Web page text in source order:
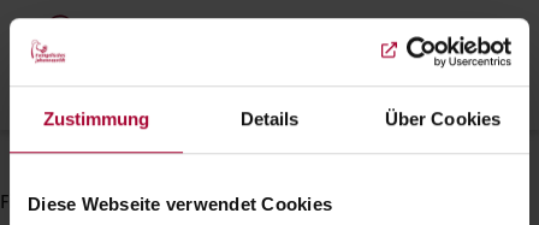
Zustimmung Details Über Cookies
Diese Webseite verwendet Cookies
Skip
main
content
Menu
Breadcrumb
Startseite Lesung
Filter einstellen